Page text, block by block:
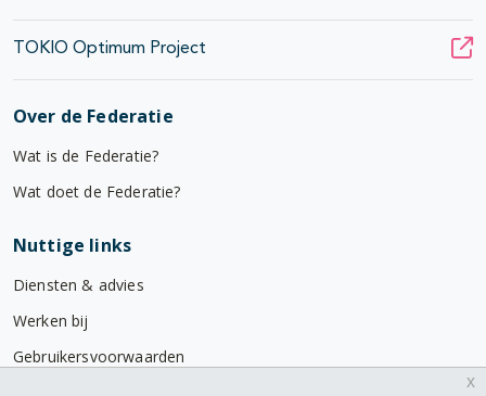
TOKIO Optimum Project
Over de Federatie
Wat is de Federatie?
Wat doet de Federatie?
Nuttige links
Diensten & advies
Werken bij
Gebruikersvoorwaarden
x